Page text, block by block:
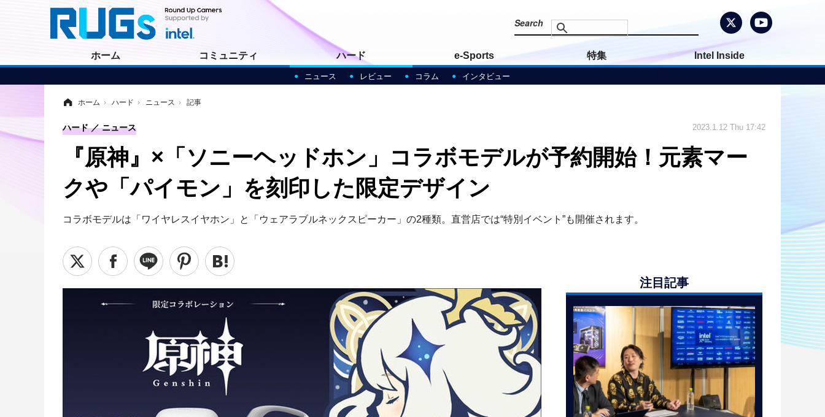
ホーム コミュニティ ハード
ニュース レビュー コラム インタビュー
e-Sports 特集 Intel Inside
ホーム › ハード › ニュース › 記事
『原神』×「ソニーヘッドホン」コラボモデルが予約開始！元素マー
クや「パイモン」を刻印した限定デザイン
コラボモデルは「ワイヤレスイヤホン」と「ウェアラブルネックスピーカー」の2種類。直営店では“特別イベント”も開催されます。
ハード ニュース 2023.1.12 Thu 17:42
注目記事